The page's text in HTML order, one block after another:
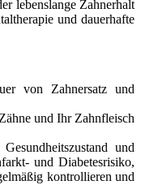
lebenslange Zahnerhalt
und dauerhafte
von Zahnersatz und
und Ihr Zahnfleisch
und
und Diabetesrisiko,
kontrollieren und